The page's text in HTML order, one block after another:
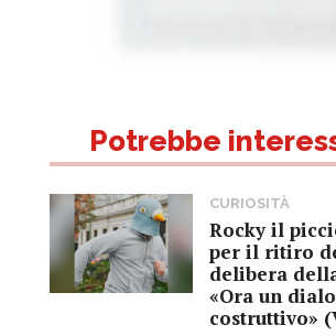
Potrebbe
CURIOSITÀ
Rocky il
per il ritiro
delibera
«Ora un
costruttivo»